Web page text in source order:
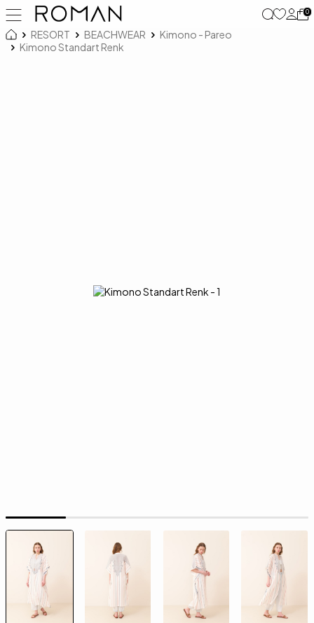
0
RESORT BEACHWEAR
Kimono - Pareo
Kimono Standart Renk